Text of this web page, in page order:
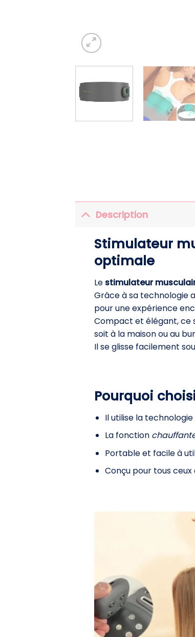
Description
Stimulateur
optimale
Le stimulateur
Grâce à sa technologie
pour une expérience
Compact et élégant, ce
soit à la maison ou au
Il se glisse facilement
Pourquoi
Il utilise la
La fonction
Portable et facile à
Conçu pour tous